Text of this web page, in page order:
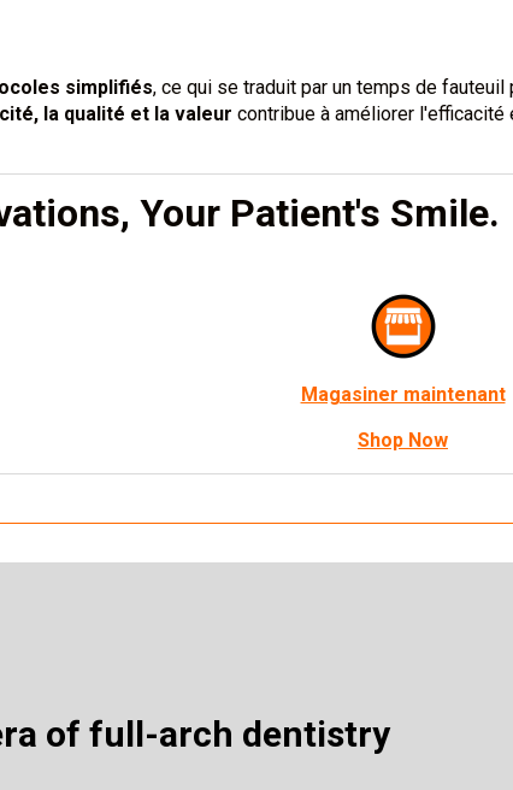
simplifiés, ce qui se traduit par un temps de
la qualité et la valeur contribue à améliorer l'efficacité
Your Patient's Smile.
Magasiner maintenant
Shop Now
of full-arch dentistry